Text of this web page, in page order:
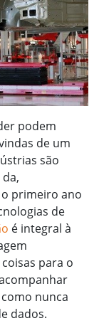
podem
de um
são
primeiro ano
de
é integral à
para o
nunca
dados.